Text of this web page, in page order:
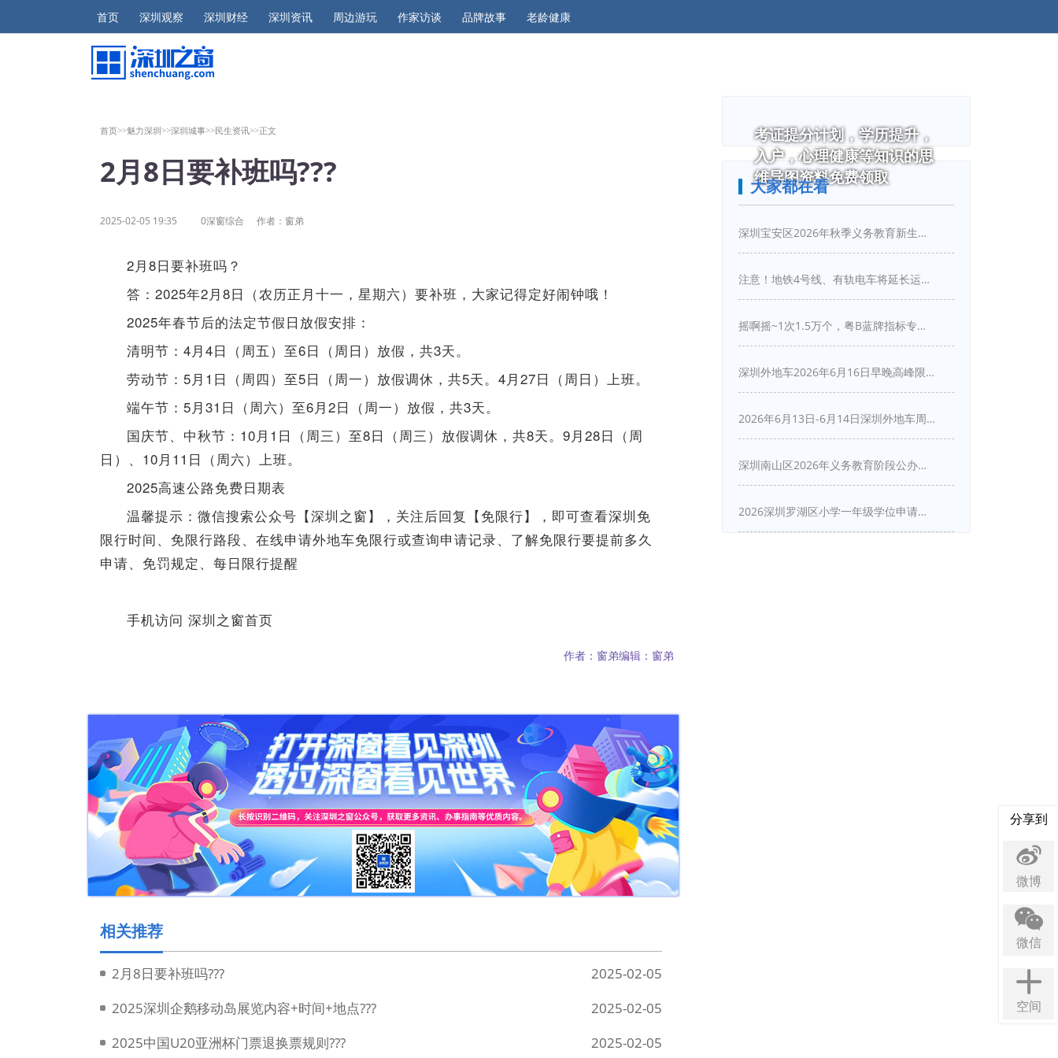
首页 深圳观察 深圳财经 深圳资讯 周边游玩 作家访谈 品牌故事 老龄健康
首页>>魅力深圳>>深圳城事>>民生资讯>>正文
2月8日要补班吗???
2025-02-05 19:35 0深窗综合 作者：窗弟
2月8日要补班吗？
答：2025年2月8日（农历正月十一，星期六）要补班，大家记得定好闹钟哦！
2025年春节后的法定节假日放假安排：
清明节：4月4日（周五）至6日（周日）放假，共3天。
劳动节：5月1日（周四）至5日（周一）放假调休，共5天。4月27日（周日）上班。
端午节：5月31日（周六）至6月2日（周一）放假，共3天。
国庆节、中秋节：10月1日（周三）至8日（周三）放假调休，共8天。9月28日（周
日）、10月11日（周六）上班。
2025高速公路免费日期表
温馨提示：微信搜索公众号【深圳之窗】，关注后回复【免限行】，即可查看深圳免
限行时间、免限行路段、在线申请外地车免限行或查询申请记录、了解免限行要提前多久
申请、免罚规定、每日限行提醒
手机访问 深圳之窗首页
作者：窗弟编辑：窗弟
分享到
微博
微信
空间
相关推荐
2月8日要补班吗???
2025-02-05
2025深圳企鹅移动岛展览内容+时间+地点???
2025-02-05
2025中国U20亚洲杯门票退换票规则???
2025-02-05
考证提分计划，学历提升，
入户，心理健康等知识的思
维导图资料免费领取
大家都在看
深圳宝安区2026年秋季义务教育新生入学指引
注意！地铁4号线、有轨电车将延长运营服务！
摇啊摇~1次1.5万个，粤B蓝牌指标专项摇号又来啦！
深圳外地车2026年6月16日早晚高峰限行详情
2026年6月13日-6月14日深圳外地车周末限行吗
深圳南山区2026年义务教育阶段公办学校新生入学申请指南
2026深圳罗湖区小学一年级学位申请指南